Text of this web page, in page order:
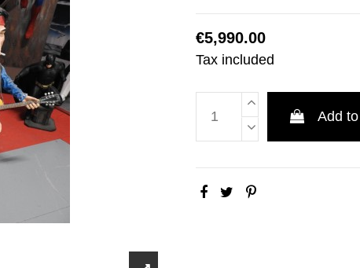
€5,990.00
Tax included
Add